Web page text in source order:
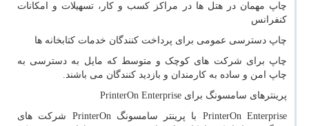
چاپ مهمان در هتل ها در مراکز کسب و کار، تسهیلات و امکانات
کنفرانس
چاپ دسترسی عمومی برای پرداخت کنندگان خدمات کتابخانه ها
چاپ برای شرکت های کوچک و متوسط ​​که مایل به دسترسی به
چاپ امن و ساده به کارمندان و بازدید کنندگان می باشند.
پرینترهای سامسونگ برای PrinterOn Enterprise
PrinterOn Enterprise با پرینتر سامسونگPrinterOn شرکت های